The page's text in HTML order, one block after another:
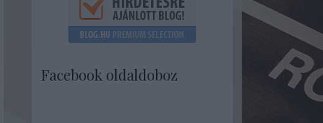
Facebook oldaldoboz